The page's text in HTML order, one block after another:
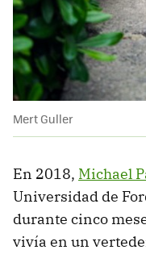
Mert Guller
En 2018, Michael
Universidad de
durante cinco
vivía en un